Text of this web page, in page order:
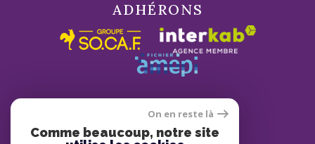
ADHÉRONS
On en reste là
Comme beaucoup, notre site